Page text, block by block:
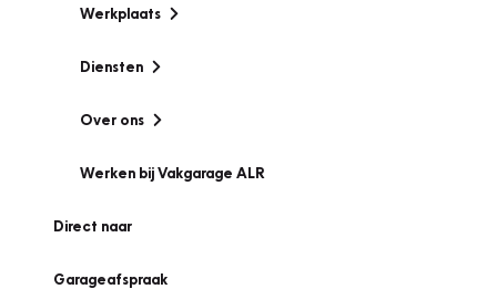
Werkplaats
Diensten
Over ons
Werken bij Vakgarage ALR
Direct naar
Garageafspraak